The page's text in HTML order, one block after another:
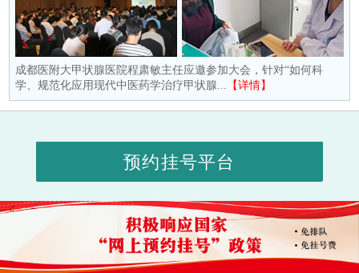
成都医附大甲状腺医院程肃敏主任应邀参加大会，针对“如何科
学、规范化应用现代中医药学治疗甲状腺... 【详情】
预约挂号平台